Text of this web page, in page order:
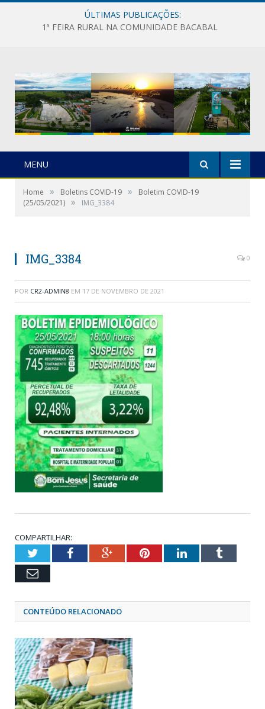
ÚLTIMAS PUBLICAÇÕES:
1ª FEIRA RURAL NA COMUNIDADE BACABAL
MENU
Home » Boletins COVID-19 »
Boletim COVID-19
(25/05/2021) » IMG_3384
IMG_3384 0
POR CR2-ADMIN8 EM 17 DE NOVEMBRO DE 2021
COMPARTILHAR:
TwitterFacebookGoogle+PinterestLinkedInTumblr
Email
CONTEÚDO RELACIONADO